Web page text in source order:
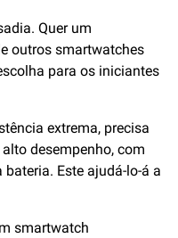
Quer um
outros smartwatches
para os iniciantes
extrema, precisa
desempenho, com
Este ajudá-lo-á a
smartwatch